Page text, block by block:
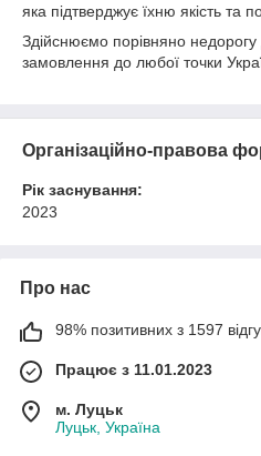
яка підтверджує їхню якість та
Здійснюємо порівняно
замовлення до любої точки
Організаційно-правова
Рік заснування:
2023
Про нас
98% позитивних з 1597
Працює з 11.01.2023
м. Луцьк
Луцьк, Україна